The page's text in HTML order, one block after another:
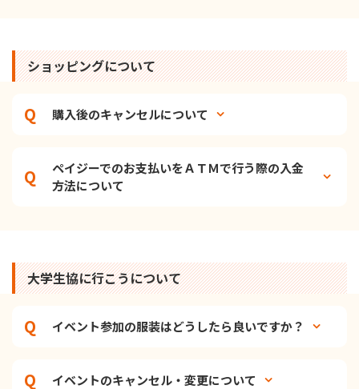
ショッピングについて
購入後のキャンセルについて
ペイジーでのお支払いをＡＴＭで行う際の入金
方法について
大学生協に行こうについて
イベント参加の服装はどうしたら良いですか？
イベントのキャンセル・変更について